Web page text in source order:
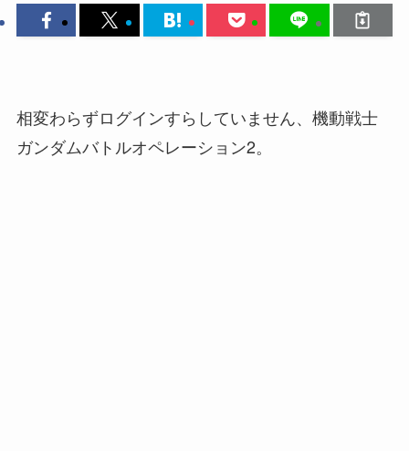
相変わらずログインすらしていません、機動戦士
ガンダムバトルオペレーション2。